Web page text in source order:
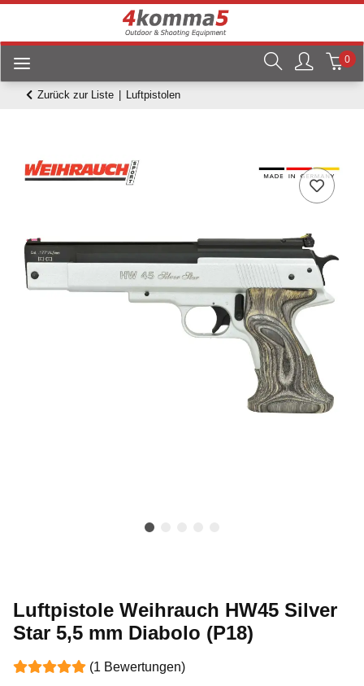
0
Zurück zur Liste Luftpistolen
Luftpistole Weihrauch HW45 Silver
Star 5,5 mm Diabolo (P18)
(1 Bewertungen)